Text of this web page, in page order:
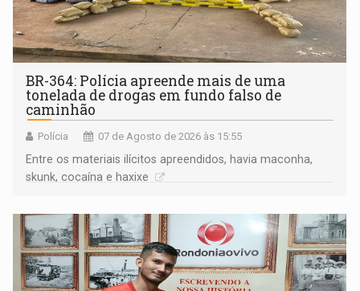
BR-364: Polícia apreende mais de uma
tonelada de drogas em fundo falso de
caminhão
Polícia 07 de Agosto de 2026 às 15:55
Entre os materiais ilícitos apreendidos, havia maconha,
skunk, cocaína e haxixe